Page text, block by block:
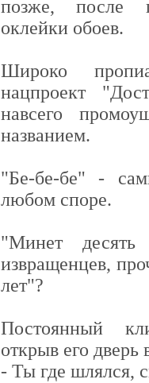
позже, после
оклейки обоев.
Широко
нацпроект
навсего
названием.
"Бе-бе-бе" -
любом споре.
"Минет
извращенцев,
лет"?
Постоянный
открыв его
- Ты где шлялся,